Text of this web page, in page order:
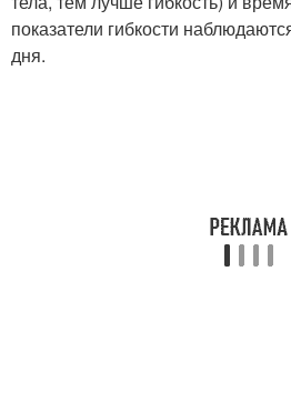
показатели гибкости
дня.